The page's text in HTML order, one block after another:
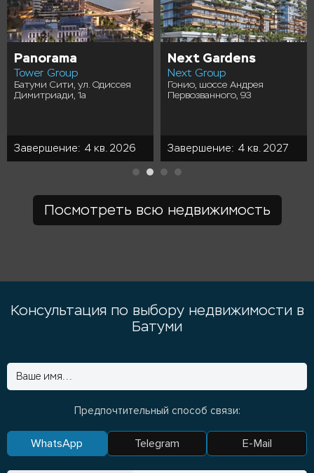
Panorama
Tower Group
Батуми Сити, ул. Одиссея
Димитриади, 1а
Завершение: 4 кв. 2026
Next Gardens
Next Group
Гонио, шоссе Андрея
Первозванного, 93
Завершение: 4 кв. 2027
Посмотреть всю недвижимость
Консультация по выбору недвижимости в
Батуми
Предпочтительный способ связи:
WhatsApp Telegram E-Mail